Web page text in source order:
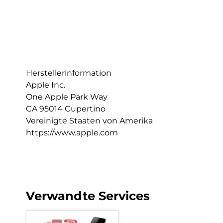
Herstellerinformation
Apple Inc.
One Apple Park Way
CA 95014 Cupertino
Vereinigte Staaten von Amerika
https://www.apple.com
Verwandte Services